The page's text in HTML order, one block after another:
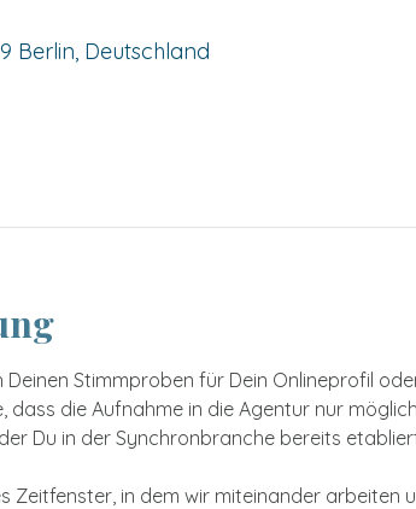
Berlin, Deutschland
Stimmproben für Dein Onlineprofil
dass die Aufnahme in die Agentur nur
Du in der Synchronbranche bereits
Zeitfenster, in dem wir miteinander arbeiten